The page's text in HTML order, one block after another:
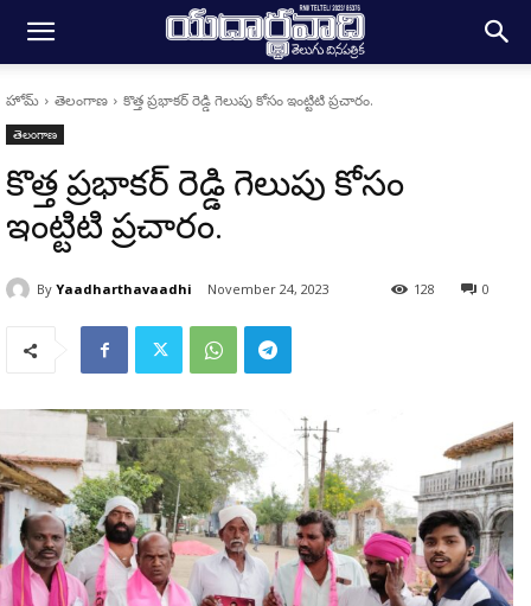
హోమ్ తెలంగాణ కొత్త ప్రభాకర్ రెడ్డి గెలుపు కోసం ఇంట్టిటి ప్రచారం.
తెలంగాణ
కొత్త ప్రభాకర్ రెడ్డి గెలుపు కోసం
ఇంట్టిటి ప్రచారం.
By Yaadharthavaadhi November 24, 2023 0
128